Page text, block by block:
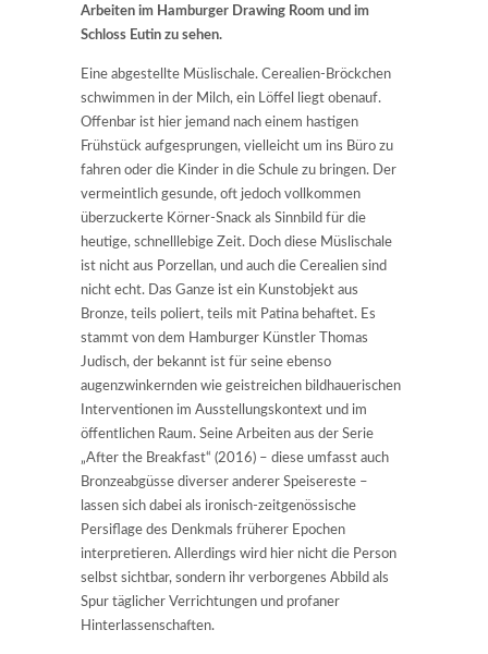
Arbeiten im Hamburger Drawing Room und im
Schloss Eutin zu sehen.
Eine abgestellte Müslischale. Cerealien-Bröckchen
schwimmen in der Milch, ein Löffel liegt obenauf.
Offenbar ist hier jemand nach einem hastigen
Frühstück aufgesprungen, vielleicht um ins Büro zu
fahren oder die Kinder in die Schule zu bringen. Der
vermeintlich gesunde, oft jedoch vollkommen
überzuckerte Körner-Snack als Sinnbild für die
heutige, schnelllebige Zeit. Doch diese Müslischale
ist nicht aus Porzellan, und auch die Cerealien sind
nicht echt. Das Ganze ist ein Kunstobjekt aus
Bronze, teils poliert, teils mit Patina behaftet. Es
stammt von dem Hamburger Künstler Thomas
Judisch, der bekannt ist für seine ebenso
augenzwinkernden wie geistreichen bildhauerischen
Interventionen im Ausstellungskontext und im
öffentlichen Raum. Seine Arbeiten aus der Serie
„After the Breakfast“ (2016) – diese umfasst auch
Bronzeabgüsse diverser anderer Speisereste –
lassen sich dabei als ironisch-zeitgenössische
Persiflage des Denkmals früherer Epochen
interpretieren. Allerdings wird hier nicht die Person
selbst sichtbar, sondern ihr verborgenes Abbild als
Spur täglicher Verrichtungen und profaner
Hinterlassenschaften.